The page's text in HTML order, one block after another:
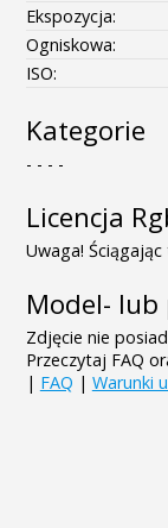
Ekspozycja:
Ogniskowa:
ISO:
Kategorie
- - - -
Licencja
Uwaga!
Model-
Zdjęcie nie
Przeczytaj FAQ
| FAQ | Warunki